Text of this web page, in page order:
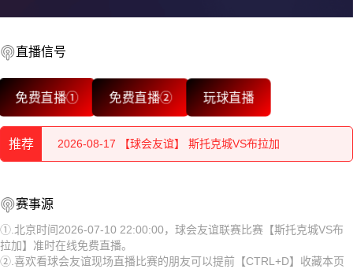
直播信号
免费直播① 免费直播② 玩球直播
推荐
2026-08-17 【球会友谊】 斯托克城VS布拉加
2026-08-17 【球会友谊】 斯托克城VS布拉加
2026-08-17 【球会友谊】 斯托克城VS布拉加
2026-08-17 【球会友谊】 斯托克城VS布拉加
2026-08-17 【球会友谊】 斯托克城VS布拉加
赛事源
①.北京时间2026-07-10 22:00:00，球会友谊联赛比赛【斯托克城VS布
拉加】准时在线免费直播。
②.喜欢看球会友谊现场直播比赛的朋友可以提前【CTRL+D】收藏本页